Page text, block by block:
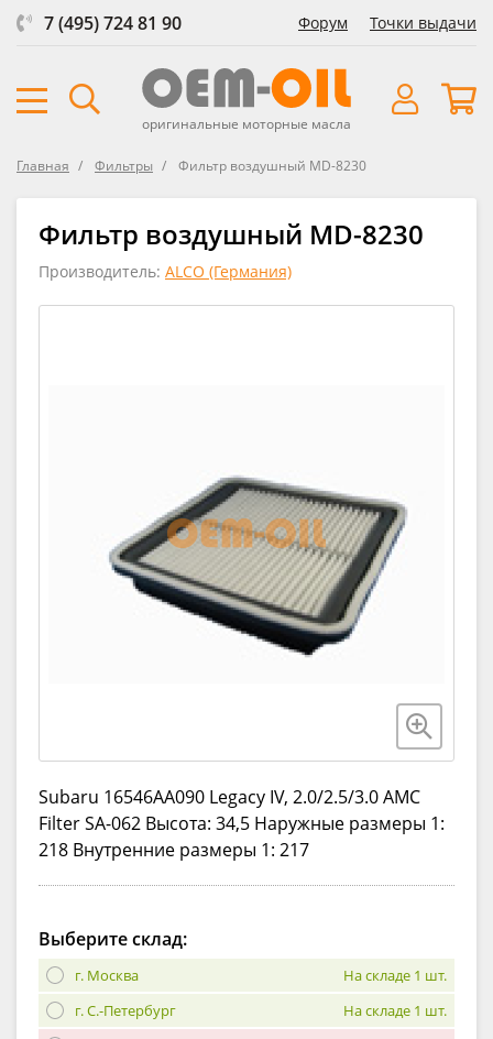
7 (495) 724 81 90 Форум Точки выдачи
оригинальные моторные масла
Главная Фильтры Фильтр воздушный MD-8230
Фильтр воздушный MD-8230
Производитель: ALCO (Германия)
Subaru 16546AA090 Legacy IV, 2.0/2.5/3.0 AMC
Filter SA-062 Высота: 34,5 Наружные размеры 1:
218 Внутренние размеры 1: 217
Выберите склад:
г. Москва
На складе 1 шт.
г. С.-Петербург
На складе 1 шт.